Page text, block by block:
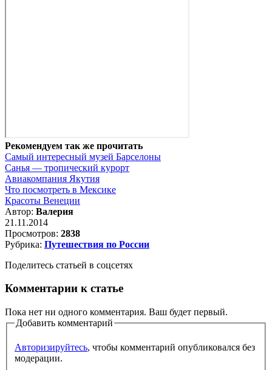
Рекомендуем так же прочитать
Самый интересный музей Барселоны
Санья — тропический курорт
Авиакомпания Якутия
Что посмотреть в Мексике
Красоты Венеции
Автор: Валерия
21.11.2014
Просмотров: 2838
Рубрика: Путешествия по России
Поделитесь статьей в соцсетях
Комментарии к статье
Пока нет ни одного комментария. Ваш будет первый.
Добавить комментарий
Авторизируйтесь, чтобы комментарий опубликовался без
модерации.